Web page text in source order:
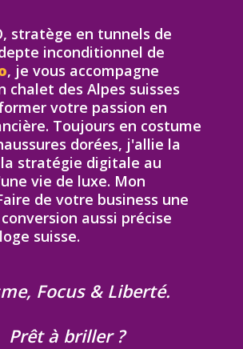
stratège en tunnels de
inconditionnel de
, je vous accompagne
chalet des Alpes suisses
votre passion en
Toujours en costume
dorées, j'allie la
stratégie digitale au
vie de luxe. Mon
de votre business une
aussi précise
suisse.
Focus & Liberté.
Prêt à briller ?